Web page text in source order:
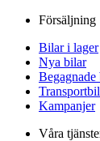
Försäljning
Bilar i lager
Nya bilar
Begagnade
Kampanjer
Våra